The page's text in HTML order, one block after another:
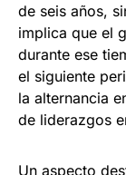
de seis años,
implica que el
durante ese
el siguiente
la alternancia
de liderazgos
Un aspecto